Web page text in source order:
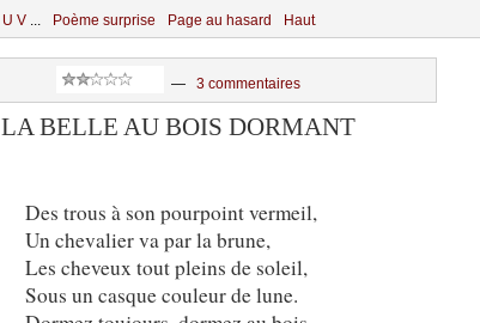
U V ... Poème surprise Page au hasard Haut
— 3 commentaires
LA BELLE AU BOIS DORMANT
Des trous à son pourpoint vermeil,
Un chevalier va par la brune,
Les cheveux tout pleins de soleil,
Sous un casque couleur de lune.